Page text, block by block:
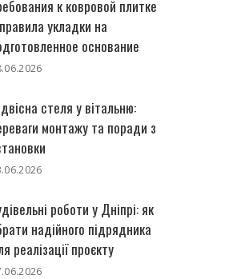
к ковровой плитке
укладки на
основание
стеля у вітальню:
монтажу та поради з
роботи у Дніпрі: як
надійного підрядника
реалізації проєкту